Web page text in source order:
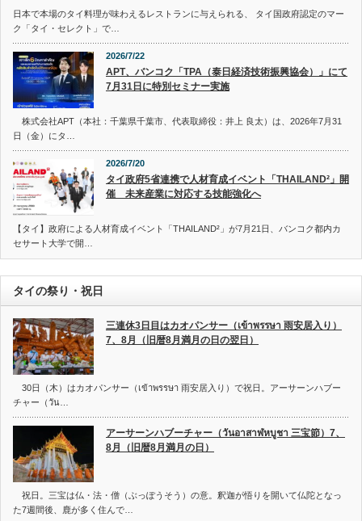
日本で本場のタイ料理が味わえるレストランに与えられる、 タイ国政府認定のマー
ク「タイ・セレクト」で…
2026/7/22
APT、バンコク「TPA（泰日経済技術振興協会）」にて
7月31日に特別セミナー実施
株式会社APT（本社：千葉県千葉市、代表取締役：井上 良太）は、2026年7月31
日（金）にタ…
2026/7/20
タイ政府5省連携で人材育成イベント「THAILAND²」開
催 未来産業に対応する技能強化へ
【タイ】政府による人材育成イベント「THAILAND²」が7月21日、バンコク都内カ
セサート大学で開…
タイの祭り・祝日
三連休3日目はカオパンサー（เข้าพรรษา 雨安居入り）
7、8月（旧暦8月満月の日の翌日）
30日（木）はカオパンサー（เข้าพรรษา 雨安居入り）で祝日。アーサーンハブー
チャー（วัน…
アーサーンハブーチャー（วันอาสาฬหบูชา 三宝節）7、
8月（旧暦8月満月の日）
祝日。三宝は仏・法・僧（ぶっぽうそう）の意。釈迦が悟りを開いて仏陀となっ
た7週間後、鹿が多く住んで…